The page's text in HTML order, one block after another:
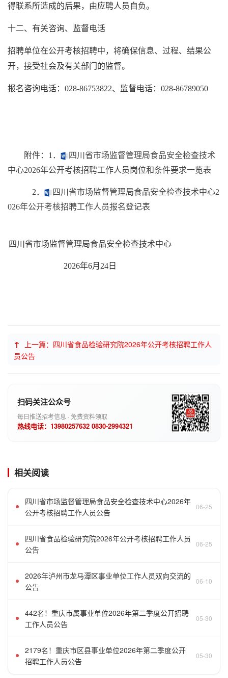
得联系所造成的后果，由应聘人员自负。
十二、有关咨询、监督电话
招聘单位在公开考核招聘中，将确保信息、过程、结果公
开，接受社会及有关部门的监督。
报名咨询电话：028-86753822、监督电话：028-86789050
附件：1．
四川省市场监督管理局食品安全检查技术
中心2026年公开考核招聘工作人员岗位和条件要求一览表
2．
四川省市场监督管理局食品安全检查技术中心2
026年公开考核招聘工作人员报名登记表
四川省市场监督管理局食品安全检查技术中心
2026年6月24日
↑
上一篇：四川省食品检验研究院2026年公开考核招聘工作人
员公告
扫码关注公众号
每日推送招考信息 · 免费资料领取
热线电话：13980257632 0830-2994321
相关阅读
四川省市场监督管理局食品安全检查技术中心2026年
公开考核招聘工作人员公告
06-25
四川省食品检验研究院2026年公开考核招聘工作人员
公告
06-25
2026年泸州市龙马潭区事业单位工作人员双向交流的
公告
06-10
442名！重庆市属事业单位2026年第二季度公开招聘
05-30
2179名！重庆市区县事业单位2026年第二季度公开
招聘工作人员公告
05-30